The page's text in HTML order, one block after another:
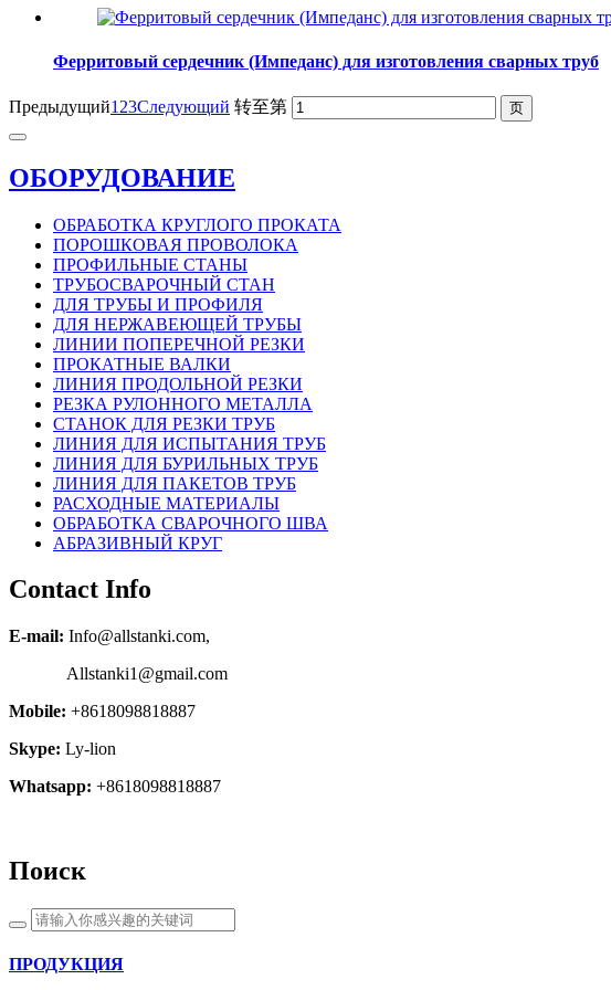
Ферритовый сердечник (Импеданс) для изготовления сварных труб
Предыдущий1 23Следующий 转至第
ОБОРУДОВАНИЕ
ОБРАБОТКА КРУГЛОГО ПРОКАТА
ПОРОШКОВАЯ ПРОВОЛОКА
ПРОФИЛЬНЫЕ СТАНЫ
ТРУБОСВАРОЧНЫЙ СТАН
ДЛЯ ТРУБЫ И ПРОФИЛЯ
ДЛЯ НЕРЖАВЕЮЩЕЙ ТРУБЫ
ЛИНИИ ПОПЕРЕЧНОЙ РЕЗКИ
ПРОКАТНЫЕ ВАЛКИ
ЛИНИЯ ПРОДОЛЬНОЙ РЕЗКИ
РЕЗКА РУЛОННОГО МЕТАЛЛА
СТАНОК ДЛЯ РЕЗКИ ТРУБ
ЛИНИЯ ДЛЯ ИСПЫТАНИЯ ТРУБ
ЛИНИЯ ДЛЯ БУРИЛЬНЫХ ТРУБ
ЛИНИЯ ДЛЯ ПАКЕТОВ ТРУБ
РАСХОДНЫЕ МАТЕРИАЛЫ
OБРАБОТКА СВАРОЧНОГО ШВА
АБРАЗИВНЫЙ КРУГ
Contact Info
E-mail: Info@allstanki.com,
Allstanki1@gmail.com
Mobile: +8618098818887
Skype: Ly-lion
Whatsapp: +8618098818887
Поиск
ПРОДУКЦИЯ